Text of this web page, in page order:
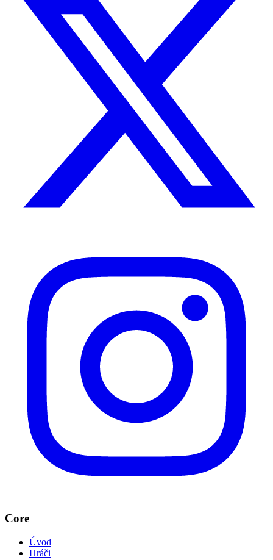
Core
Úvod
Hráči